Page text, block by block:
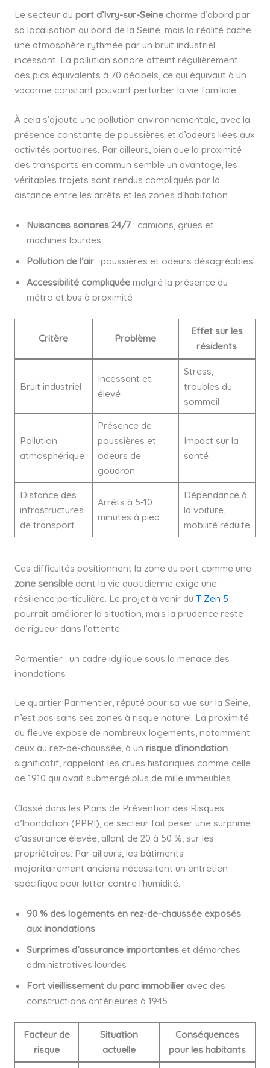
Le secteur du port d’Ivry-sur-Seinecharme d’abord par
sa localisation au bord de la Seine, mais la réalité cache
une atmosphère rythmée par un bruit industriel
incessant. La pollution sonore atteint régulièrement
des pics équivalents à 70 décibels, ce qui équivaut à un
vacarme constant pouvant perturber la vie familiale.
À cela s’ajoute une pollution environnementale, avec la
présence constante de poussières et d’odeurs liées aux
activités portuaires. Par ailleurs, bien que la proximité
des transports en commun semble un avantage, les
véritables trajets sont rendus compliqués par la
distance entre les arrêts et les zones d’habitation.
Nuisances sonores 24/7: camions, grues et
machines lourdes
Pollution de l’air: poussières et odeurs désagréables
Accessibilité compliquéemalgré la présence du
métro et bus à proximité
Critère Problème
Effet sur les
résidents
Bruit industriel
Incessant et
élevé
Stress,
troubles du
sommeil
Pollution
atmosphérique
Présence de
poussières et
odeurs de
goudron
Impact sur la
santé
Distance des
infrastructures
de transport
Arrêts à 5-10
minutes à pied
Dépendance à
la voiture,
mobilité réduite
Ces difficultés positionnent la zone du port comme une
zone sensibledont la vie quotidienne exige une
résilience particulière. Le projet à venir du T Zen 5
pourrait améliorer la situation, mais la prudence reste
de rigueur dans l’attente.
Parmentier : un cadre idyllique sous la menace des
inondations
Le quartier Parmentier, réputé pour sa vue sur la Seine,
n’est pas sans ses zones à risque naturel. La proximité
du fleuve expose de nombreux logements, notamment
ceux au rez-de-chaussée, à un risque d’inondation
significatif, rappelant les crues historiques comme celle
de 1910 qui avait submergé plus de mille immeubles.
Classé dans les Plans de Prévention des Risques
d’Inondation (PPRI), ce secteur fait peser une surprime
d’assurance élevée, allant de 20 à 50 %, sur les
propriétaires. Par ailleurs, les bâtiments
majoritairement anciens nécessitent un entretien
spécifique pour lutter contre l’humidité.
90 % des logements en rez-de-chaussée exposés
aux inondations
Surprimes d’assurance importanteset démarches
administratives lourdes
Fort vieillissement du parc immobilieravec des
constructions antérieures à 1945
Facteur de
risque
Situation
actuelle
Conséquences
pour les habitants